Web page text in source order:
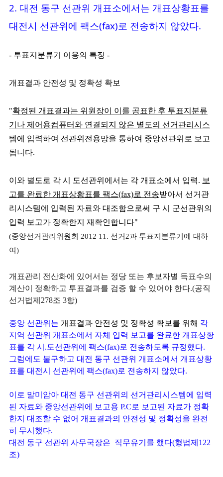
2. 대전 동구 선관위 개표소에서는 개표상황표를
대전시 선관위에 팩스(fax)로 전송하지 않았다.
- 투표지분류기 이용의 특징 -
개표결과 안전성 및 정확성 확보
"확정된 개표결과는 위원장이 이를 공표한 후 투표지분류
기나 제어용컴퓨터와 연결되지 않은 별도의 선거관리시스
템에 입력하여 선관위전용망을 통하여 중앙선관위로 보고
됩니다.
이와 별도로 각 시 도선관위에서는 각 개표소에서 입력. 보
고를 완료한 개표상황표를 팩스(fax)로 전송받아서 선거관
리시스템에 입력된 자료와 대조함으로써 구 시 군선관위의
입력 보고가 정확한지 재확인합니다"
(중앙선거관리위원회 2012 11. 선거2과 투표지분류기에 대하
여)
개표관리 전산화에 있어서는 정당 또는 후보자별 득표수의
계산이 정확하고 투표결과를 검증 할 수 있어야 한다.(공직
선거법제278조 3항)
중앙 선관위는 개표결과 안전성 및 정확성 확보를 위해 각
지역 선관위 개표소에서 자체 입력 보고를 완료한 개표상황
표를 각 시.도선관위에 팩스(fax)로 전송하도록 규정했다.
그럼에도 불구하고 대전 동구 선관위 개표소에서 개표상황
표를 대전시 선관위에 팩스(fax)로 전송하지 않았다.
이로 말미암아 대전 동구 선관위의 선거관리시스템에 입력
된 자료와 중앙선관위에 보고용 P.C로 보고된 자료가 정확
한지 대조할 수 없어 개표결과의 안전성 및 정확성을 완전
히 무시했다.
대전 동구 선관위 사무국장은 직무유기를 했다(형법제122
조)